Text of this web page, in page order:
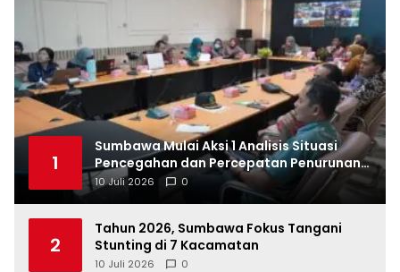
1
Sumbawa Mulai Aksi 1 Analisis Situasi
Pencegahan dan Percepatan Penurunan
Stunting Tahun 2026
10 Juli 2026 0
2
Tahun 2026, Sumbawa Fokus Tangani
Stunting di 7 Kacamatan
10 Juli 2026 0